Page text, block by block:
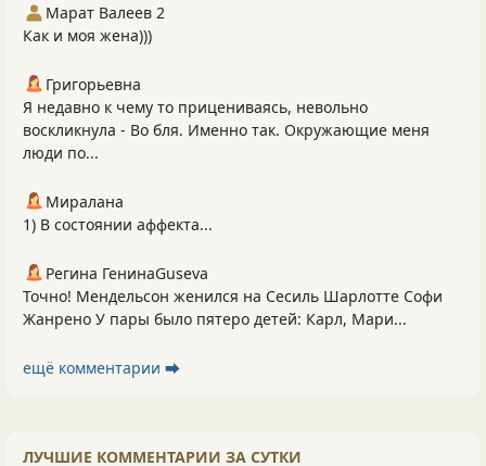
Марат Валеев 2
Как и моя жена)))
Григорьевна
Я недавно к чему то прицениваясь, невольно
воскликнула - Во бля. Именно так. Окружающие меня
люди по...
Миралана
1) В состоянии аффекта...
Регина ГенинаGuseva
Точно! Мендельсон женился на Сесиль Шарлотте Софи
Жанрено У пары было пятеро детей: Карл, Мари...
ещё комментарии ⮕
ЛУЧШИЕ КОММЕНТАРИИ ЗА СУТКИ